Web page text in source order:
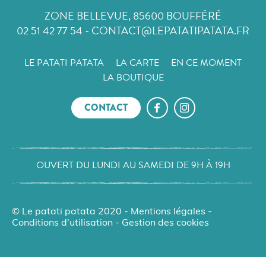
ZONE BELLEVUE, 85600 BOUFFÉRÉ
02 51 42 77 54 - CONTACT@LEPATATIPATATA.FR
LE PATATI PATATA LA CARTE
EN CE MOMENT
LA BOUTIQUE
CONTACT
OUVERT DU LUNDI AU SAMEDI DE 9H À 19H
© Le patati patata 2020 - Mentions légales -
Conditions d'utilisation - Gestion des cookies